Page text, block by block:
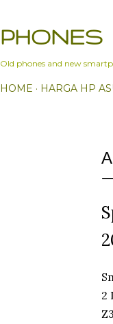
PHONES
Old phones and new
HOME HARGA HP
2